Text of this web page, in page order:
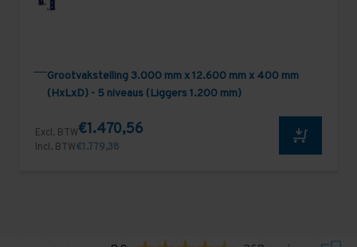
Grootvakstelling 3.000 mm x 12.600 mm x 400 mm
(HxLxD) - 5 niveaus (Liggers 1.200 mm)
Excl. BTW€1.470,56
Incl. BTW€1.779,38